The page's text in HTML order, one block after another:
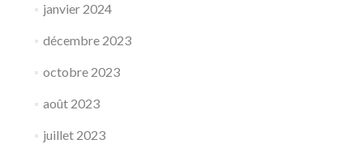
janvier 2024
décembre 2023
octobre 2023
août 2023
juillet 2023